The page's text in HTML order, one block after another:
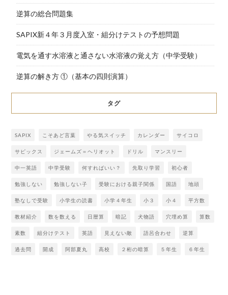
逆算の総合問題集
SAPIX新４年３月度入室・組分けテストの予想問題
電気を通す水溶液と通さない水溶液の覚え方（中学受験）
逆算の解き方 ①（基本の四則演算）
タグ
SAPIX こそあど言葉 やる気スイッチ カレンダー サイコロ
サピックス ジェームズ＝ヘリオット ドリル マンスリー
中一英語 中学受験 何すればいい？ 先取り学習 初心者
勉強しない 勉強しない子 受験における親子関係 国語 地頭
塾なしで受験 小学生の読書 小学４年生 小３ 小４ 平方数
教材紹介 数を数える 日暦算 暗記 犬物語 穴埋め算 算数
素数 組分けテスト 英語 見えない敵 語呂合わせ 逆算
過去問 開成 阿部夏丸 高校 ２桁の暗算 ５年生 ６年生